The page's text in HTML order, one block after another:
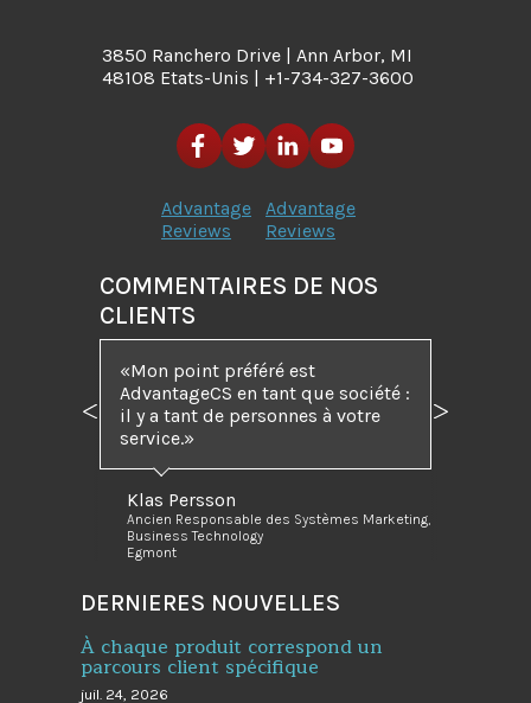
3850 Ranchero Drive | Ann Arbor, MI
48108 Etats-Unis | +1-734-327-3600
Advantage
Reviews
Advantage
Reviews
COMMENTAIRES DE NOS
CLIENTS
Mon point préféré est
AdvantageCS en tant que société :
il y a tant de personnes à votre
service.
Klas Persson
Ancien Responsable des Systèmes Marketing,
Business Technology
Egmont
Précédent Suivant
DERNIERES NOUVELLES
À chaque produit correspond un
parcours client spécifique
juil. 24, 2026